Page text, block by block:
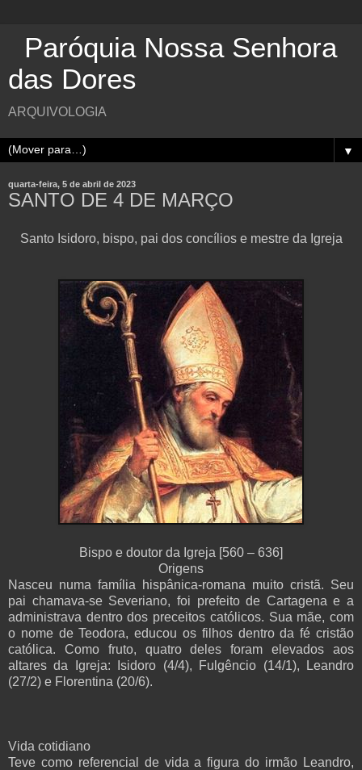
Paróquia Nossa Senhora
das Dores
ARQUIVOLOGIA
▼
quarta-feira, 5 de abril de 2023
SANTO DE 4 DE MARÇO
Santo Isidoro, bispo, pai dos concílios e mestre da Igreja
Bispo e doutor da Igreja [560 – 636]
Origens
Nasceu numa família hispânica-romana muito cristã. Seu
pai chamava-se Severiano, foi prefeito de Cartagena e a
administrava dentro dos preceitos católicos. Sua mãe, com
o nome de Teodora, educou os filhos dentro da fé cristão
católica. Como fruto, quatro deles foram elevados aos
altares da Igreja: Isidoro (4/4), Fulgêncio (14/1), Leandro
(27/2) e Florentina (20/6).
Vida cotidiano
Teve como referencial de vida a figura do irmão Leandro,